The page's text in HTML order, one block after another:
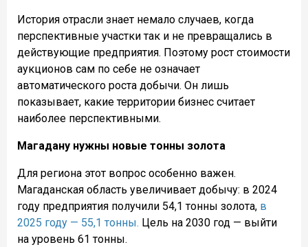
История отрасли знает немало случаев, когда
перспективные участки так и не превращались в
действующие предприятия. Поэтому рост стоимости
аукционов сам по себе не означает
автоматического роста добычи. Он лишь
показывает, какие территории бизнес считает
наиболее перспективными.
Магадану нужны новые тонны золота
Для региона этот вопрос особенно важен.
Магаданская область увеличивает добычу: в 2024
году предприятия получили 54,1 тонны золота, в
2025 году — 55,1 тонны. Цель на 2030 год — выйти
на уровень 61 тонны.